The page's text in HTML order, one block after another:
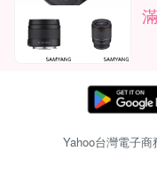
Yahoo台灣電子